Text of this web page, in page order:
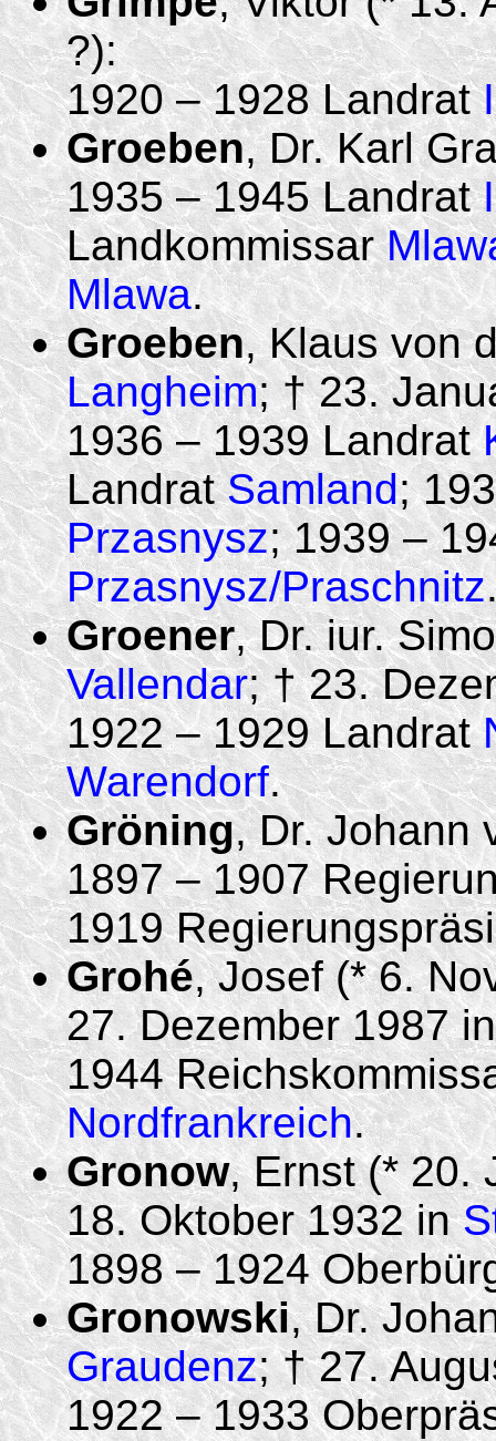
?):
1920 – 1928 Landrat
Groeben, Dr. Karl
1935 – 1945 Landrat
Landkommissar
Mlawa.
Groeben, Klaus von
Langheim; † 23.
1936 – 1939 Landrat
LandratSamland;
Przasnysz; 1939 –
Przasnysz/Praschnitz
Groener, Dr. iur.
Vallendar; † 23.
1922 – 1929 Landrat
Warendorf.
Gröning, Dr. Johann
1897 – 1907
1919
Grohé, Josef (* 6.
27. Dezember 1987
1944
Nordfrankreich.
Gronow, Ernst (* 20.
18. Oktober 1932 in
1898 – 1924
Gronowski, Dr.
Graudenz; † 27.
1922 – 1933